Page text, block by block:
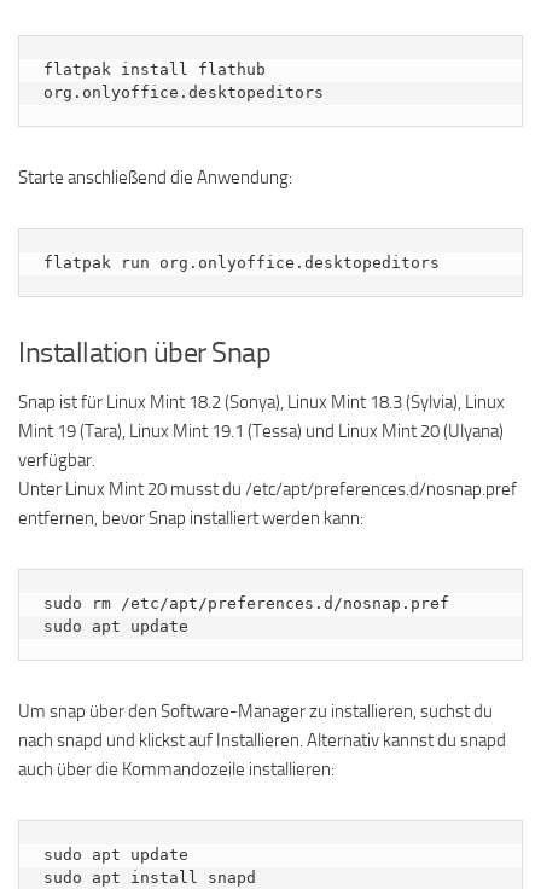
flatpak install flathub
org.onlyoffice.desktopeditors
Starte anschließend die Anwendung:
flatpak run org.onlyoffice.desktopeditors
Installation über Snap
Snap ist für Linux Mint 18.2 (Sonya), Linux Mint 18.3 (Sylvia), Linux
Mint 19 (Tara), Linux Mint 19.1 (Tessa) und Linux Mint 20 (Ulyana)
verfügbar.
Unter Linux Mint 20 musst du /etc/apt/preferences.d/nosnap.pref
entfernen, bevor Snap installiert werden kann:
sudo rm /etc/apt/preferences.d/nosnap.pref
sudo apt update
Um snap über den Software-Manager zu installieren, suchst du
nach snapd und klickst auf Installieren. Alternativ kannst du snapd
auch über die Kommandozeile installieren:
sudo apt update
sudo apt install snapd